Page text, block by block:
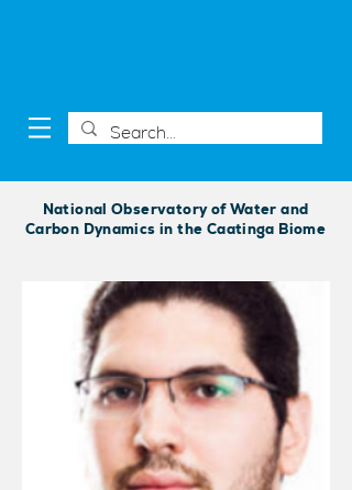
National Observatory of Water and
Carbon Dynamics in the Caatinga Biome